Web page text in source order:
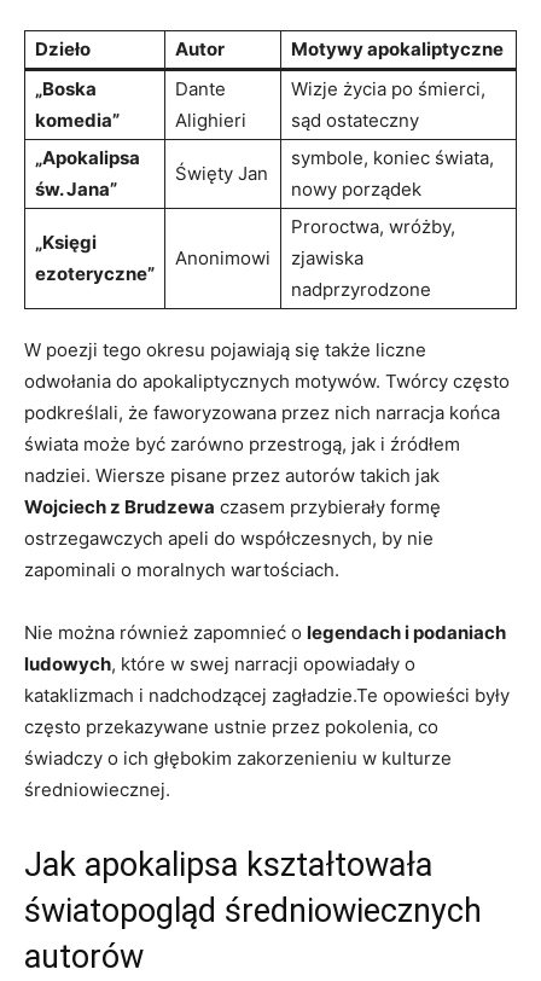
Dzieło Autor
Motywy⁤ apokaliptyczne
„Boska
komedia”
Dante
Alighieri
Wizje życia po śmierci,
sąd ostateczny
„Apokalipsa
św. Jana”
Święty Jan
symbole, koniec świata,
nowy porządek
„Księgi
ezoteryczne”
Anonimowi
Proroctwa, wróżby,
zjawiska
nadprzyrodzone
W poezji tego okresu pojawiają się także liczne
odwołania do apokaliptycznych ⁢motywów. Twórcy często
podkreślali, że faworyzowana ​przez nich narracja końca
świata może być ​zarówno przestrogą, jak i źródłem
nadziei. Wiersze pisane ⁣przez autorów takich jak
Wojciech z Brudzewa czasem przybierały ​formę
ostrzegawczych apeli do współczesnych, by nie
zapominali o moralnych wartościach.
Nie można również zapomnieć o legendach ‍i podaniach
ludowych, które⁣ w swej narracji opowiadały o
kataklizmach i nadchodzącej⁢ zagładzie.Te opowieści​ były
często przekazywane ustnie ⁢przez ‍pokolenia, co
świadczy o⁣ ich ⁤głębokim zakorzenieniu w kulturze
średniowiecznej.
Jak apokalipsa kształtowała
‌światopogląd średniowiecznych
‍autorów